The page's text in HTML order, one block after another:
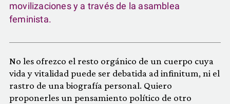
movilizaciones y a través de la asamblea
feminista.
No les ofrezco el resto orgánico de un cuerpo cuya
vida y vitalidad puede ser debatida ad infinitum, ni el
rastro de una biografía personal. Quiero
proponerles un pensamiento político de otro